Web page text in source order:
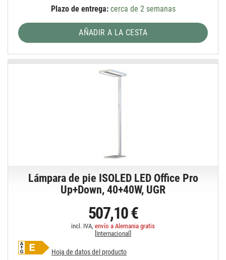
Plazo de entrega:cerca de 2 semanas
AÑADIR A LA CESTA
Lámpara de pie ISOLED LED Office Pro
Up+Down, 40+40W, UGR
507,10 €
incl. IVA,envío a Alemania gratis
Internacional
Hoja de datos del producto